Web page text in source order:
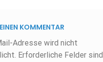
KOMMENTAR
Adresse wird nicht
Erforderliche Felder sind